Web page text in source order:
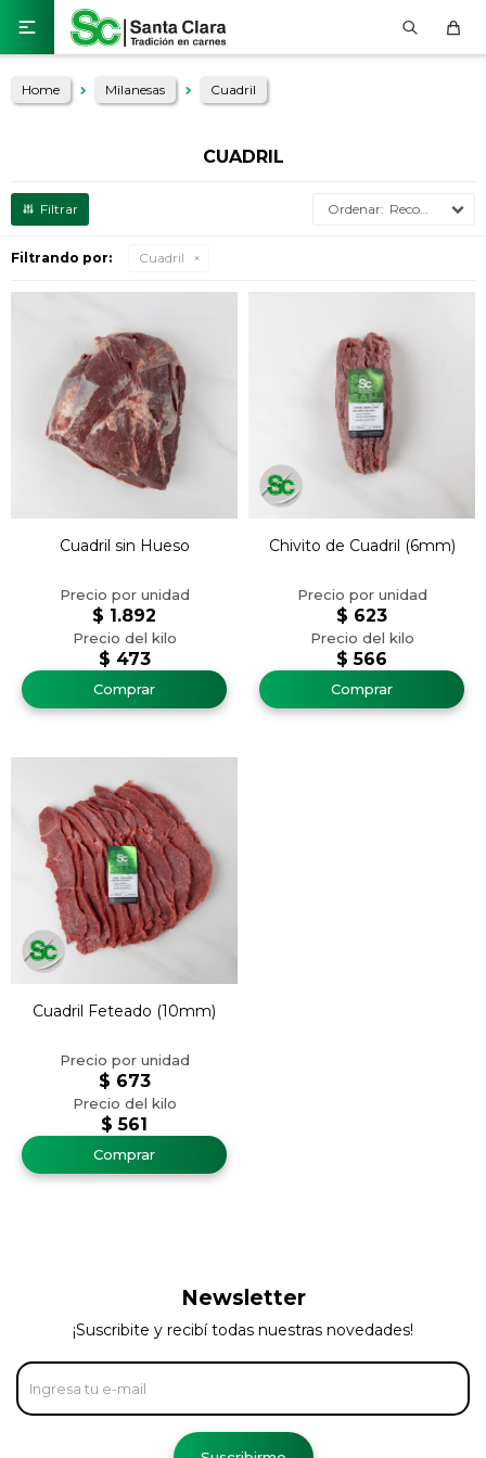

Home Milanesas Cuadril
CUADRIL
Recomendados
Filtrando por: Cuadril
Cuadril sin Hueso
$ 473
$ 1.892
Chivito de Cuadril (6mm)
$ 566
$ 623
Cuadril Feteado (10mm)
$ 561
$ 673
Newsletter
¡Suscribite y recibí todas nuestras novedades!